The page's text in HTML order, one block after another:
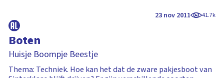
23 nov 2011 41.7k
Boten
Huisje Boompje Beestje
Thema: Techniek. Hoe kan het dat de zware pakjesboot van